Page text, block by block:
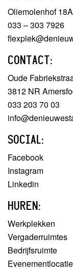
Oliemolenhof 18A
033 – 303 7926
CONTACT:
Oude
3812 NR
033 203 70 03
SOCIAL:
Facebook
Instagram
Linkedin
HUREN:
Werkplekken
Vergaderruimtes
Bedrijfsruimte
Evenementlocatie